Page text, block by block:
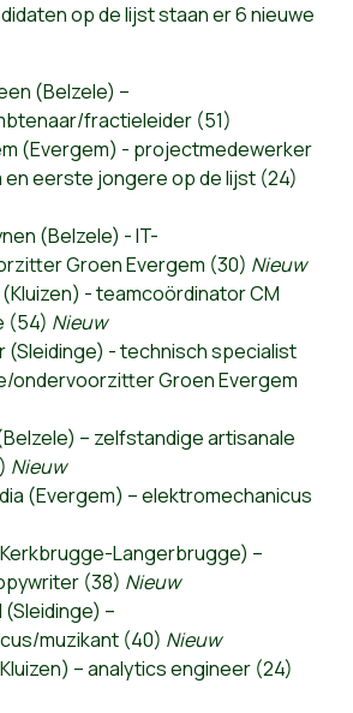
op de lijst staan er 6 nieuwe
(Belzele) –
fractieleider (51)
(Evergem) - projectmedewerker
en eerste jongere op de lijst (24)
(Belzele) - IT-
Groen Evergem (30) Nieuw
- teamcoördinator CM
(54) Nieuw
(Sleidinge) - technisch specialist
ondervoorzitter Groen Evergem
– zelfstandige artisanale
Nieuw
(Evergem) – elektromechanicus
Langerbrugge) –
(38) Nieuw
–
muzikant (40) Nieuw
– analytics engineer (24)